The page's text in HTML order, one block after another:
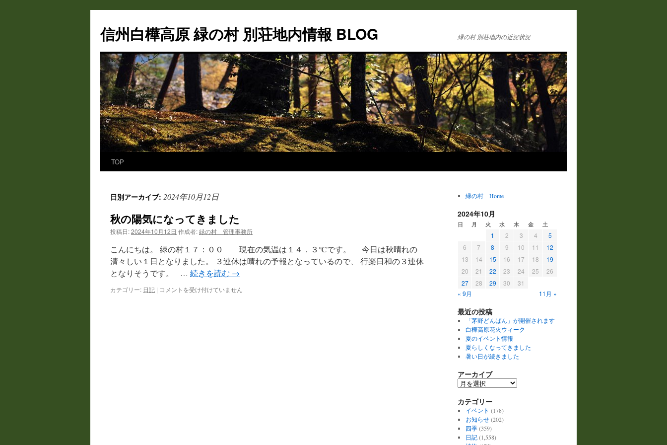
信州白樺高原 緑の村 別荘地内情報 BLOG 緑の村 別荘地内の近況状況
ン
ツ
キ
TOP
日別アーカイブ: 2024年10月12日
秋の陽気になってきました
投稿日:2024年10月12日 作成者:緑の村 管理事務所
こんにちは。 緑の村１７：００ 現在の気温は１４．３℃です。 今日は秋晴れの
清々しい１日となりました。 ３連休は晴れの予報となっているので、 行楽日和の３連休
となりそうです。 … 続きを読む →
カテゴリー: 日記 | 秋
コメントを受け付けていません
緑の村 Home
2024年10月
日 月 火 水 木 金 土
« 9月 11月 »
1 2 3 4
5
6
7 8 9 10 11
12
13
14 15 16 17 18
19
20
21 22 23 24 25
26
27
28 29 30 31
最近の投稿
「茅野どんばん」が開催されます
白樺高原花火ウィーク
夏のイベント情報
夏らしくなってきました
暑い日が続きました
アーカイブ
ア
カ
イ
ブ
カテゴリー
イベント (178)
お知らせ(202)
四季(359)
日記(1,558)